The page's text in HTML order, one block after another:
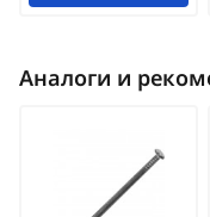
Аналоги и